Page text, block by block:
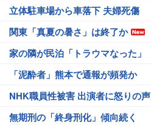
立体駐車場から車落下 夫婦死傷
関東「真夏の暑さ」は終了か
家の隣が民泊「トラウマなった」
「泥酔者」熊本で通報が頻発か
NHK職員性被害 出演者に怒りの声
無期刑の「終身刑化」傾向続く